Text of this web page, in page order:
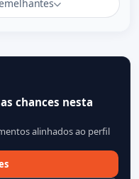
chances nesta
alinhados ao perfil